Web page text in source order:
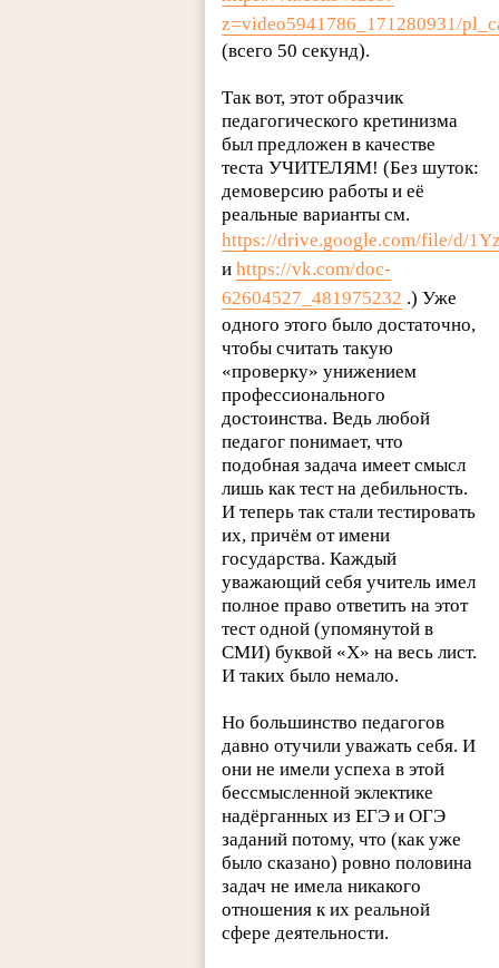
z=video5941786_171280931/
(всего 50 секунд).
Так вот, этот образчик
педагогического кретинизма
был предложен в качестве
теста УЧИТЕЛЯМ! (Без шуток:
демоверсию работы и её
реальные варианты см.
https://drive.google.com/file/d/
иhttps://vk.com/doc-
62604527_481975232 .) Уже
одного этого было достаточно,
чтобы считать такую
«проверку» унижением
профессионального
достоинства. Ведь любой
педагог понимает, что
подобная задача имеет смысл
лишь как тест на дебильность.
И теперь так стали тестировать
их, причём от имени
государства. Каждый
уважающий себя учитель имел
полное право ответить на этот
тест одной (упомянутой в
СМИ) буквой «Х» на весь лист.
И таких было немало.
Но большинство педагогов
давно отучили уважать себя. И
они не имели успеха в этой
бессмысленной эклектике
надёрганных из ЕГЭ и ОГЭ
заданий потому, что (как уже
было сказано) ровно половина
задач не имела никакого
отношения к их реальной
сфере деятельности.